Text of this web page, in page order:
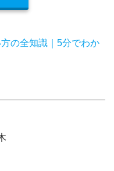
の全知識｜5分でわか